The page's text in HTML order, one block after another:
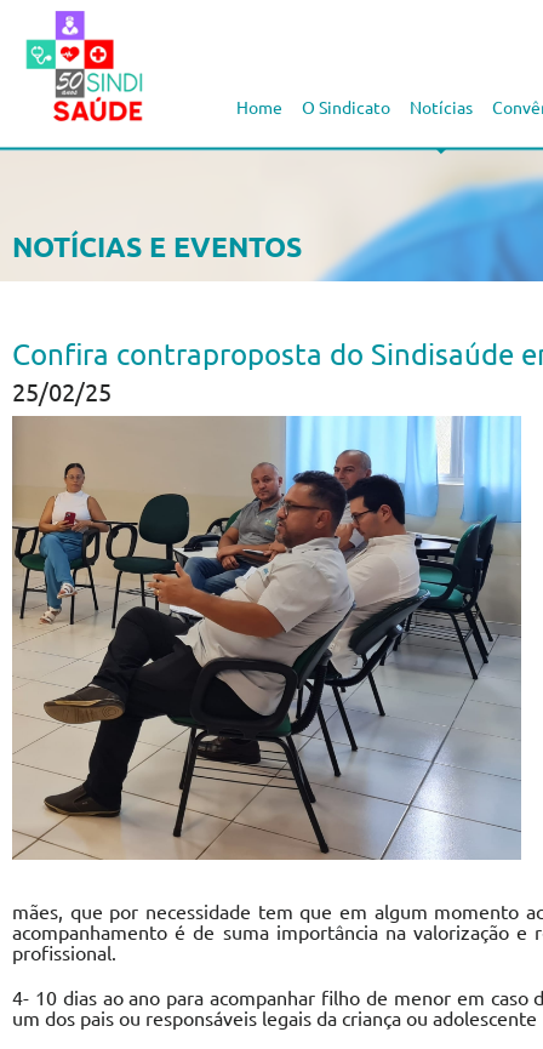
Notícias
O Sindicato
Home
NOTÍCIAS E EVENTOS
Confira contraproposta do Sindisaúde
25/02/25
mães, que por necessidade tem que em algum momento
acompanhamento é de suma importância na valorização
profissional.
4- 10 dias ao ano para acompanhar filho de menor em
um dos pais ou responsáveis legais da criança ou